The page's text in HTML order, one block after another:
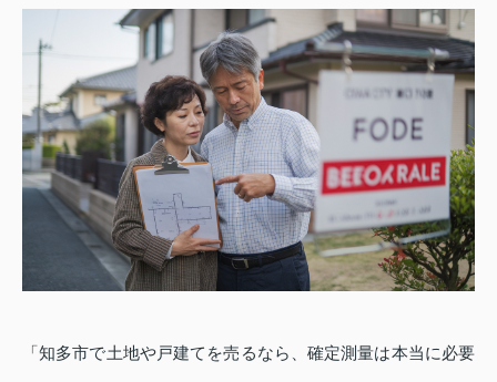
「知多市で土地や戸建てを売るなら、確定測量は本当に必要